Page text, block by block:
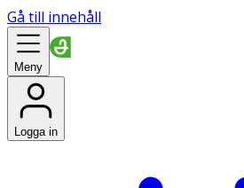
Gå till innehåll
Meny
Logga in